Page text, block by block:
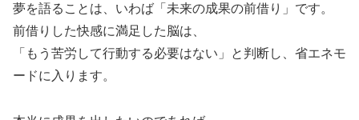
夢を語ることは、いわば「未来の成果の前借り」です。
前借りした快感に満足した脳は、
「もう苦労して行動する必要はない」と判断し、省エネモ
ードに入ります。